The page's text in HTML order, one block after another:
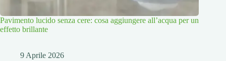
Pavimento lucido senza cere: cosa aggiungere all’acqua per un
effetto brillante
9 Aprile 2026